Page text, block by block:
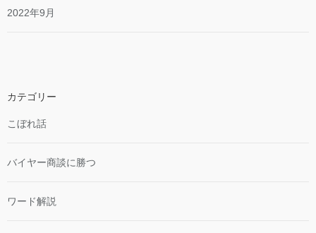
2022年9月
カテゴリー
こぼれ話
バイヤー商談に勝つ
ワード解説